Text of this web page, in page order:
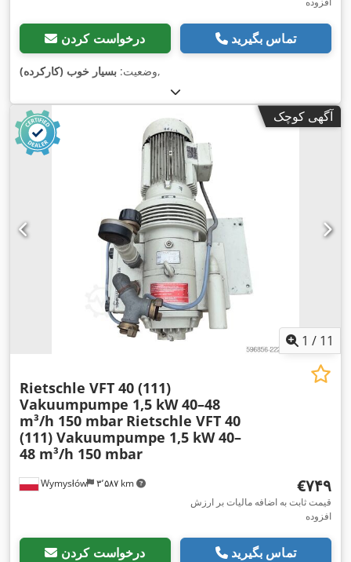
درخواست کردن تماس بگیرید
وضعیت: بسیار خوب (کارکرده) ,
آگهی کوچک
1 / 11
Wymysłów ۳٬۵۸۷ km
Rietschle VFT 40 (111)
Vakuumpumpe 1,5 kW 40–48
m³/h 150 mbar Rietschle VFT 40
(111) Vakuumpumpe 1,5 kW 40–
48 m³/h 150 mbar
‎€۷۴۹
قیمت ثابت به اضافه مالیات بر ارزش
افزوده
درخواست کردن تماس بگیرید